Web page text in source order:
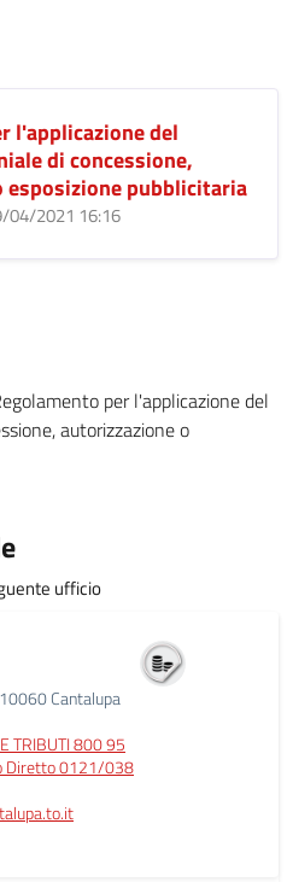
l'applicazione del
di concessione,
esposizione pubblicitaria
04/2021 16:16
per l'applicazione del
autorizzazione o
ufficio
Cantalupa
TRIBUTI 800 95
Diretto 0121/038